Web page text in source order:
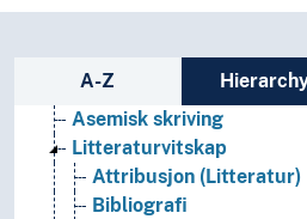
Sidebar listing:
A-Z
(litteratur etter
Adaptasjonar (Litteratur)
Asemisk skriving
Litteraturvitskap
Attribusjon (Litteratur)
Bibliografi